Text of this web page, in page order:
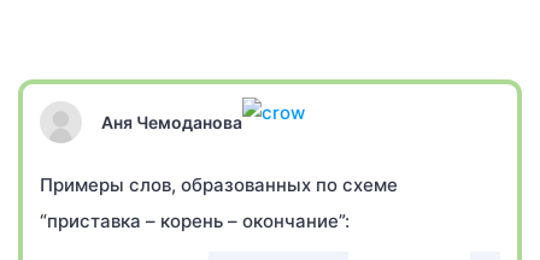
Аня Чемоданова
Примеры слов, образованных по схеме
“приставка – корень – окончание”: